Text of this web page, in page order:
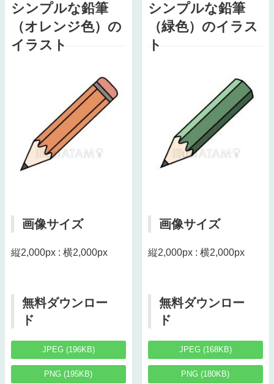
シンプルな鉛筆
（オレンジ色）の
イラスト
画像サイズ
縦2,000px : 横2,000px
無料ダウンロー
ド
JPEG (196KB)
PNG (195KB)
シンプルな鉛筆
（緑色）のイラス
ト
画像サイズ
縦2,000px : 横2,000px
無料ダウンロー
ド
JPEG (168KB)
PNG (180KB)